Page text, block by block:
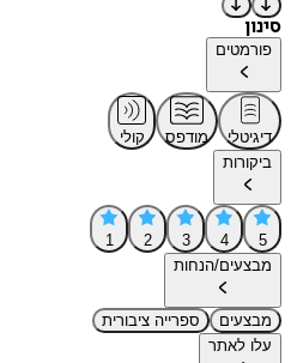
סינון
פורמטים
דיגיטלי מודפס
קולי
ביקורות
5
4
3
2
1
מבצעים/הנחות
מבצעים
ספרייה ציבורית
עלו לאתר